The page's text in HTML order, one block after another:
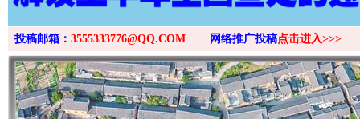
投稿邮箱： 3555333776@QQ.COM 网络推广投稿点击进入>>>